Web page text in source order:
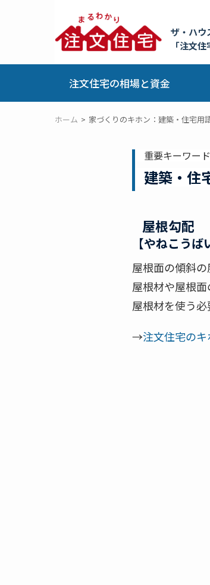
ザ・ハウ
「注文
注文住宅の相場と資金
ホーム 家づくりのキホン：建築・住宅用
重要キーワー
建築・住
屋根勾配
【やねこうば
屋根面の傾斜の
屋根材や屋根
屋根材を使う必
→注文住宅の